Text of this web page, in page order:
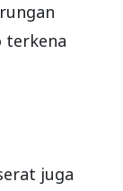
terkena
juga